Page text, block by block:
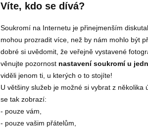
Víte, kdo se dívá?
Soukromí na Internetu je přinejmenším
mohou prozradit více, než by nám mohlo být
dobré si uvědomit, že veřejně vystavené
věnujte pozornost nastavení soukromí u
viděli jenom ti, u kterých o to stojíte!
U většiny služeb je možné si vybrat z
se tak zobrazí:
- pouze vám,
- pouze vašim přátelům,